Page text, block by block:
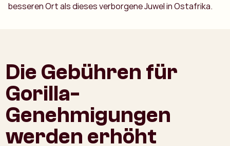
besseren Ort als dieses verborgene Juwel in Ostafrika.
Die Gebühren für
Gorilla-
Genehmigungen
werden erhöht